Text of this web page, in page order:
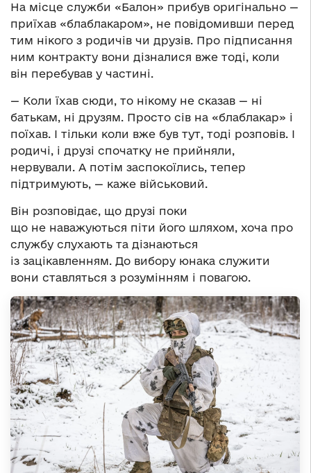
На місце служби «Балон» прибув оригінально —
приїхав «блаблакаром», не повідомивши перед
тим нікого з родичів чи друзів. Про підписання
ним контракту вони дізналися вже тоді, коли
він перебував у частині.
— Коли їхав сюди, то нікому не сказав — ні
батькам, ні друзям. Просто сів на «блаблакар» і
поїхав. І тільки коли вже був тут, тоді розповів. І
родичі, і друзі спочатку не прийняли,
нервували. А потім заспокоїлись, тепер
підтримують, — каже військовий.
Він розповідає, що друзі поки
що не наважуються піти його шляхом, хоча про
службу слухають та дізнаються
із зацікавленням. До вибору юнака служити
вони ставляться з розумінням і повагою.